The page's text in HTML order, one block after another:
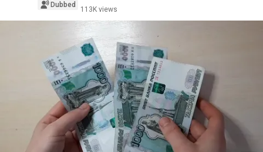
Dubbed
113K views